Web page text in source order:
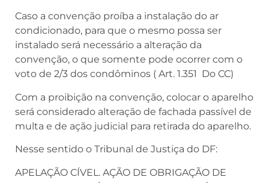
Caso a convenção proíba a instalação do ar
condicionado, para que o mesmo possa ser
instalado será necessário a alteração da
convenção, o que somente pode ocorrer com o
voto de 2/3 dos condôminos ( Art. 1.351 Do CC)
Com a proibição na convenção, colocar o aparelho
será considerado alteração de fachada passível de
multa e de ação judicial para retirada do aparelho.
Nesse sentido o Tribunal de Justiça do DF:
APELAÇÃO CÍVEL. AÇÃO DE OBRIGAÇÃO DE